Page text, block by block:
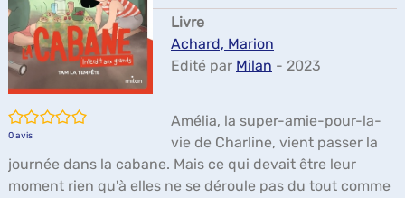
/5
0avis
Livre
Achard, Marion
Edité par Milan - 2023
Amélia, la super-amie-pour-la-
vie de Charline, vient passer la
journée dans la cabane. Mais ce qui devait être leur
moment rien qu'à elles ne se déroule pas du tout comme